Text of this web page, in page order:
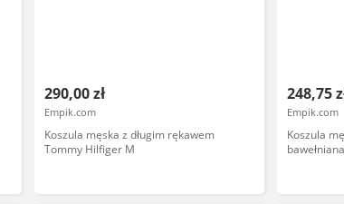
290,00 zł
Empik.com
Koszula męska z długim rękawem
Tommy Hilfiger M
248,75
Empik.com
Koszula